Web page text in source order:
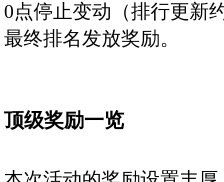
0点停止变动（排行更新
最终排名发放奖励。
顶级奖励一览